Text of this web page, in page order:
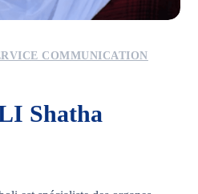
COMMUNICATION
Shatha